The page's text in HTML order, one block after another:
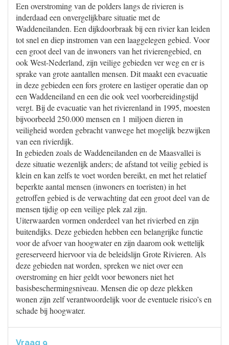
Een overstroming van de polders langs de rivieren is
inderdaad een onvergelijkbare situatie met de
Waddeneilanden. Een dijkdoorbraak bij een rivier kan leiden
tot snel en diep instromen van een laaggelegen gebied. Voor
een groot deel van de inwoners van het rivierengebied, en
ook West-Nederland, zijn veilige gebieden ver weg en er is
sprake van grote aantallen mensen. Dit maakt een evacuatie
in deze gebieden een fors grotere en lastiger operatie dan op
een Waddeneiland en een die ook veel voorbereidingstijd
vergt. Bij de evacuatie van het rivierenland in 1995, moesten
bijvoorbeeld 250.000 mensen en 1 miljoen dieren in
veiligheid worden gebracht vanwege het mogelijk bezwijken
van een rivierdijk.
In gebieden zoals de Waddeneilanden en de Maasvallei is
deze situatie wezenlijk anders; de afstand tot veilig gebied is
klein en kan zelfs te voet worden bereikt, en met het relatief
beperkte aantal mensen (inwoners en toeristen) in het
getroffen gebied is de verwachting dat een groot deel van de
mensen tijdig op een veilige plek zal zijn.
Uiterwaarden vormen onderdeel van het rivierbed en zijn
buitendijks. Deze gebieden hebben een belangrijke functie
voor de afvoer van hoogwater en zijn daarom ook wettelijk
gereserveerd hiervoor via de beleidslijn Grote Rivieren. Als
deze gebieden nat worden, spreken we niet over een
overstroming en hier geldt voor bewoners niet het
basisbeschermingsniveau. Mensen die op deze plekken
wonen zijn zelf verantwoordelijk voor de eventuele risico’s en
schade bij hoogwater.
Vraag 9